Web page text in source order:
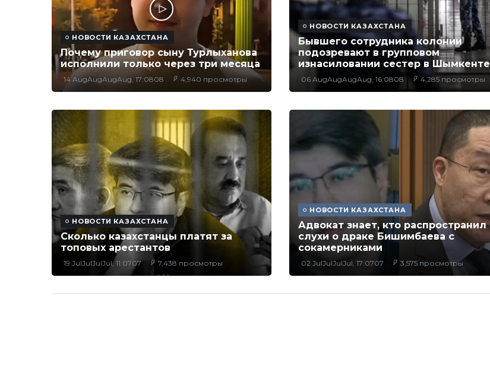
НОВОСТИ КАЗАХСТАНА
Почему приговор сыну Турлыханова
исполнили только через три месяца
14 AugAugAugAug, 17:0808 4,940 просмотры
НОВОСТИ КАЗАХСТАНА
Бывшего сотрудника колонии
подозревают в групповом
изнасиловании сестер в Шымкенте
06 AugAugAugAug, 16:0808 4,285 просмотры
НОВОСТИ КАЗАХСТАНА
Сколько казахстанцы платят за
топовых арестантов
19 JulJulJulJul, 11:0707 7,438 просмотры
НОВОСТИ КАЗАХСТАНА
Адвокат знает, кто распространил
слухи о драке Бишимбаева с
сокамерниками
02 JulJulJulJul, 17:0707 3,575 просмотры